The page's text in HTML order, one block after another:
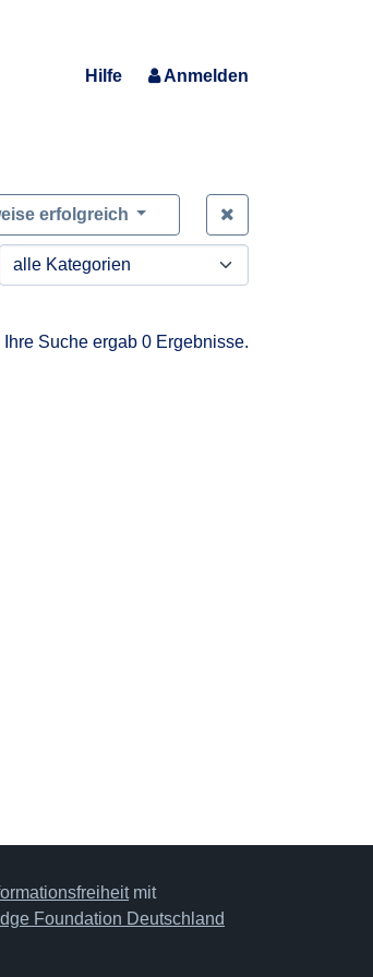
Hilfe Anmelden
erfolgreich
Ihre Suche ergab 0 Ergebnisse.
mit
Foundation Deutschland